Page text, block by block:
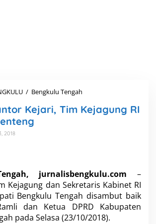
/ Bengkulu Tengah
n
t
o
r
e
j
Kejari, Tim Kejagung RI
2018
jurnalisbengkulu.com –
Kejagung dan Sekretaris Kabinet RI
Bengkulu Tengah disambut baik
dan Ketua DPRD Kabupaten
pada Selasa (23/10/2018).